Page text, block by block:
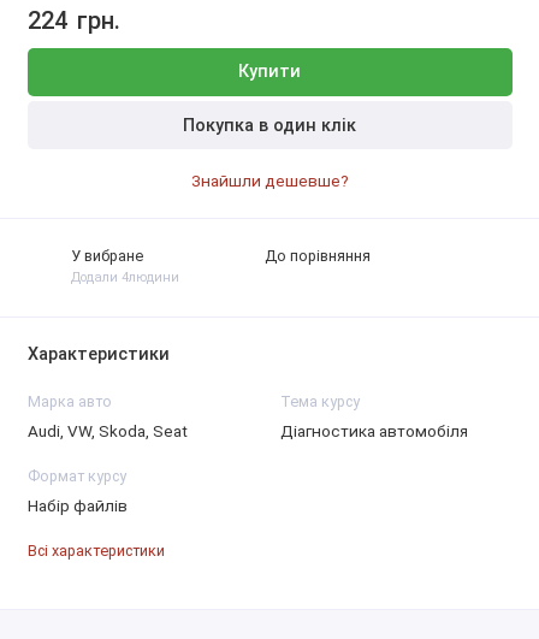
224 грн.
Купити
Покупка в один клік
Знайшли дешевше?
У вибране
Додали 4людини
До порівняння
Характеристики
Марка авто
Audi, VW, Skoda, Seat
Тема курсу
Діагностика автомобіля
Формат курсу
Набір файлів
Всі характеристики